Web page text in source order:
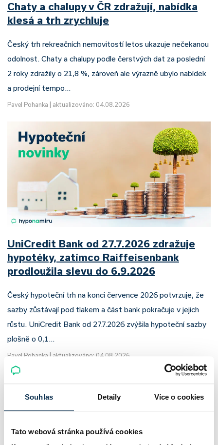
Souhlas Detaily Více o cookies
Tato webová stránka používá cookies
Chaty a chalupy v ČR zdražují, nabídka
klesá a trh zrychluje
Český trh rekreačních nemovitostí letos ukazuje nečekanou
odolnost. Chaty a chalupy podle čerstvých dat za poslední
2 roky zdražily o 21,8 %, zároveň ale výrazně ubylo nabídek
a prodejní tempo…
Pavel Pohanka aktualizováno: 04.08.2026
UniCredit Bank od 27.7.2026 zdražuje
hypotéky, zatímco Raiffeisenbank
prodloužila slevu do 6.9.2026
Český hypoteční trh na konci července 2026 potvrzuje, že
sazby zůstávají pod tlakem a část bank pokračuje v jejich
růstu. UniCredit Bank od 27.7.2026 zvýšila hypoteční sazby
plošně o 0,1…
Pavel Pohanka | aktualizováno: 04.08.2026
4 minuty k přečtení